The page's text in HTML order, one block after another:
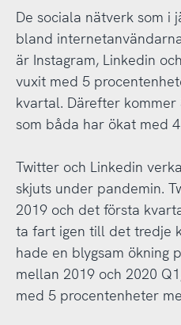
De sociala nätverk som i
bland
är Instagram, Linkedin
vuxit med 5
kvartal. Därefter kommer
som båda har ökat med
Twitter och Linkedin
skjuts under pandemin.
2019 och det första
ta fart igen till det tredje
hade en blygsam ökning
mellan 2019 och 2020
med 5 procentenheter